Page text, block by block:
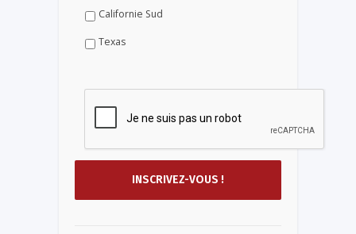
Californie Sud
Texas